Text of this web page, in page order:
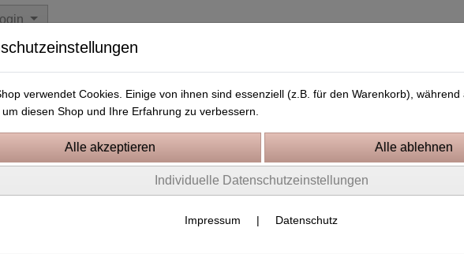
Instagram Kostenlose Stickdateien
ITH Stickprojekte In the Hoop
verwendet Cookies. Einige von ihnen sind essenziell (z.B. für den Warenkorb),
diesen Shop und Ihre Erfahrung zu verbessern.
Individuelle Datenschutzeinstellungen
Impressum | Datenschutz